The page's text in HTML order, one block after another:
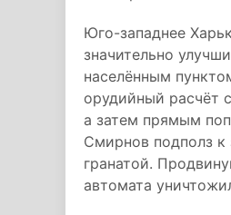
Юго-западнее
значительно
населённым
орудийный расчёт
а затем прямым
Смирнов подполз к
гранатой.
автомата